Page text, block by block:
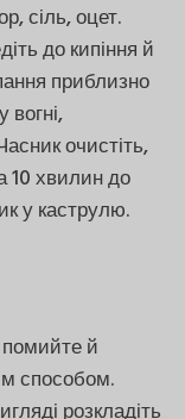
сіль, оцет.
до кипіння й
приблизно
очистіть,
10 хвилин до
у каструлю.
й
способом.
розкладіть